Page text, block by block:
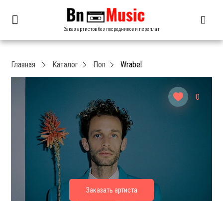
Заказ артистов без посредников и переплат
0
Главная Каталог Поп Wrabel